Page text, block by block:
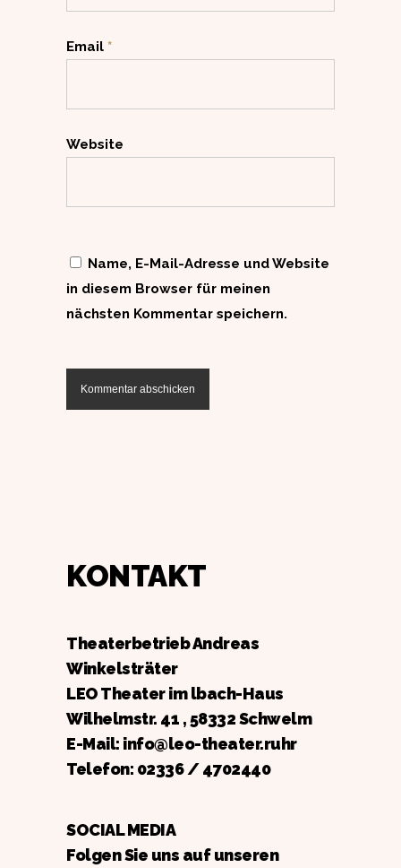
Email *
Website
Name, E-Mail-Adresse und Website
in diesem Browser für meinen
nächsten Kommentar speichern.
KONTAKT
Theaterbetrieb Andreas
Winkelsträter
LEO Theater im lbach-Haus
Wilhelmstr. 41 , 58332 Schwelm
E-Mail: info@leo-theater.ruhr
Telefon: 02336 / 4702440
SOCIAL MEDIA
Folgen Sie uns auf unseren